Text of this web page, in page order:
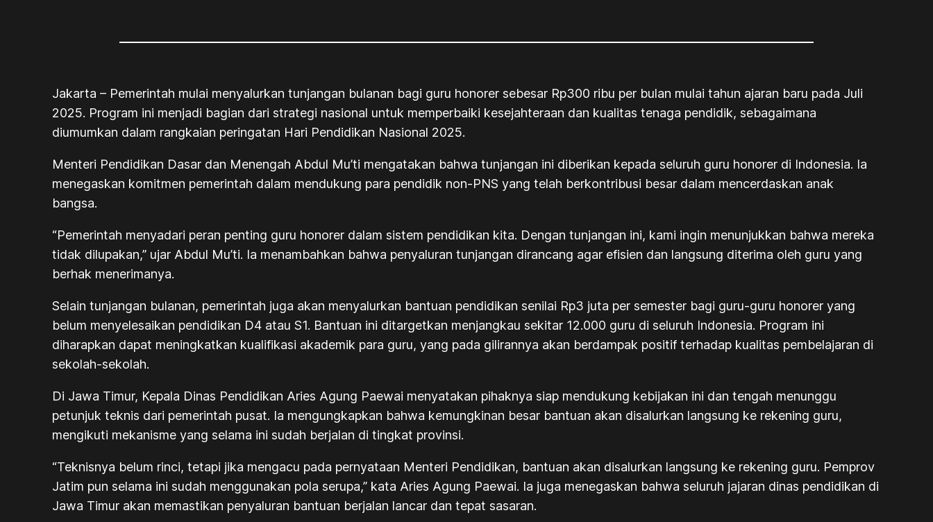
Jakarta – Pemerintah mulai menyalurkan tunjangan bulanan bagi guru honorer sebesar Rp300 ribu per bulan mulai tahun ajaran baru pada Juli
2025. Program ini menjadi bagian dari strategi nasional untuk memperbaiki kesejahteraan dan kualitas tenaga pendidik, sebagaimana
diumumkan dalam rangkaian peringatan Hari Pendidikan Nasional 2025.
Menteri Pendidikan Dasar dan Menengah Abdul Mu’ti mengatakan bahwa tunjangan ini diberikan kepada seluruh guru honorer di Indonesia. Ia
menegaskan komitmen pemerintah dalam mendukung para pendidik non-PNS yang telah berkontribusi besar dalam mencerdaskan anak
bangsa.
“Pemerintah menyadari peran penting guru honorer dalam sistem pendidikan kita. Dengan tunjangan ini, kami ingin menunjukkan bahwa mereka
tidak dilupakan,” ujar Abdul Mu’ti. Ia menambahkan bahwa penyaluran tunjangan dirancang agar efisien dan langsung diterima oleh guru yang
berhak menerimanya.
Selain tunjangan bulanan, pemerintah juga akan menyalurkan bantuan pendidikan senilai Rp3 juta per semester bagi guru-guru honorer yang
belum menyelesaikan pendidikan D4 atau S1. Bantuan ini ditargetkan menjangkau sekitar 12.000 guru di seluruh Indonesia. Program ini
diharapkan dapat meningkatkan kualifikasi akademik para guru, yang pada gilirannya akan berdampak positif terhadap kualitas pembelajaran di
sekolah-sekolah.
Di Jawa Timur, Kepala Dinas Pendidikan Aries Agung Paewai menyatakan pihaknya siap mendukung kebijakan ini dan tengah menunggu
petunjuk teknis dari pemerintah pusat. Ia mengungkapkan bahwa kemungkinan besar bantuan akan disalurkan langsung ke rekening guru,
mengikuti mekanisme yang selama ini sudah berjalan di tingkat provinsi.
“Teknisnya belum rinci, tetapi jika mengacu pada pernyataan Menteri Pendidikan, bantuan akan disalurkan langsung ke rekening guru. Pemprov
Jatim pun selama ini sudah menggunakan pola serupa,” kata Aries Agung Paewai. Ia juga menegaskan bahwa seluruh jajaran dinas pendidikan di
Jawa Timur akan memastikan penyaluran bantuan berjalan lancar dan tepat sasaran.